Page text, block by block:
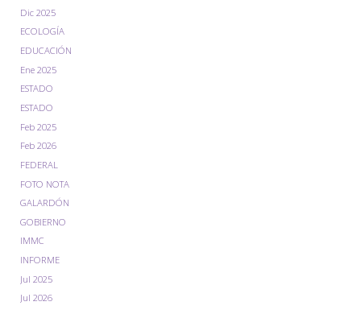
Dic 2025
ECOLOGÍA
EDUCACIÓN
Ene 2025
ESTADO
ESTADO
Feb 2025
Feb 2026
FEDERAL
FOTO NOTA
GALARDÓN
GOBIERNO
IMMC
INFORME
Jul 2025
Jul 2026